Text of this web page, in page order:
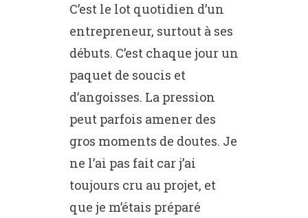
C’est le lot quotidien d’un
entrepreneur, surtout à ses
débuts. C’est chaque jour un
paquet de soucis et
d’angoisses. La pression
peut parfois amener des
gros moments de doutes. Je
ne l’ai pas fait car j’ai
toujours cru au projet, et
que je m’étais préparé